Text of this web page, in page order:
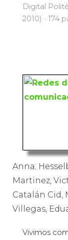
Digital
2010) · 174
Anna;
Martinez,
Catalán Cid,
Villegas,
Vivimos